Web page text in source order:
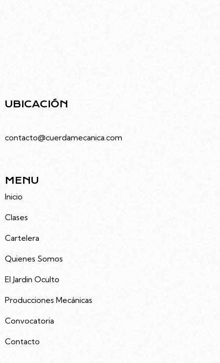
UBICACIÓN
contacto@cuerdamecanica.com
MENU
Inicio
Clases
Cartelera
Quienes Somos
El Jardin Oculto
Producciones Mecánicas
Convocatoria
Contacto